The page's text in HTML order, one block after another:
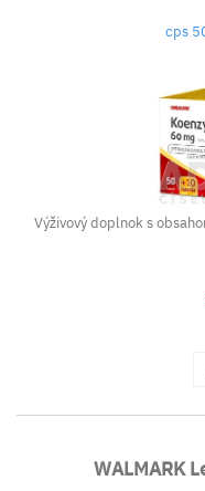
cps
Výživový doplnok s
WALMARK